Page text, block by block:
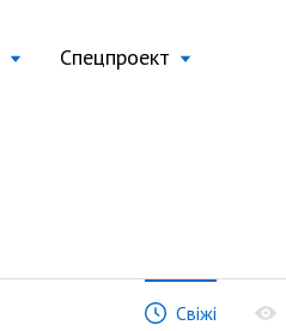
Спецпроект
Свіжі